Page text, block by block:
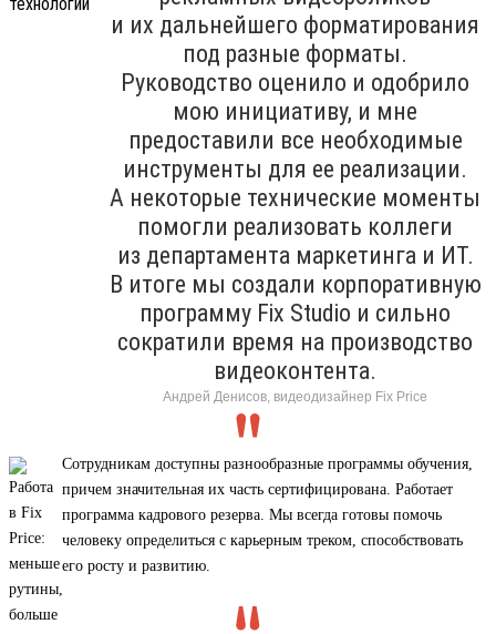
и их дальнейшего форматирования
под разные форматы.
Руководство оценило и одобрило
мою инициативу, и мне
предоставили все необходимые
инструменты для ее реализации.
А некоторые технические моменты
помогли реализовать коллеги
из департамента маркетинга и ИТ.
В итоге мы создали корпоративную
программу Fix Studio и сильно
сократили время на производство
видеоконтента.
Андрей Денисов, видеодизайнер Fix Price
Сотрудникам доступны разнообразные программы обучения,
причем значительная их часть сертифицирована. Работает
программа кадрового резерва. Мы всегда готовы помочь
человеку определиться с карьерным треком, способствовать
его росту и развитию.